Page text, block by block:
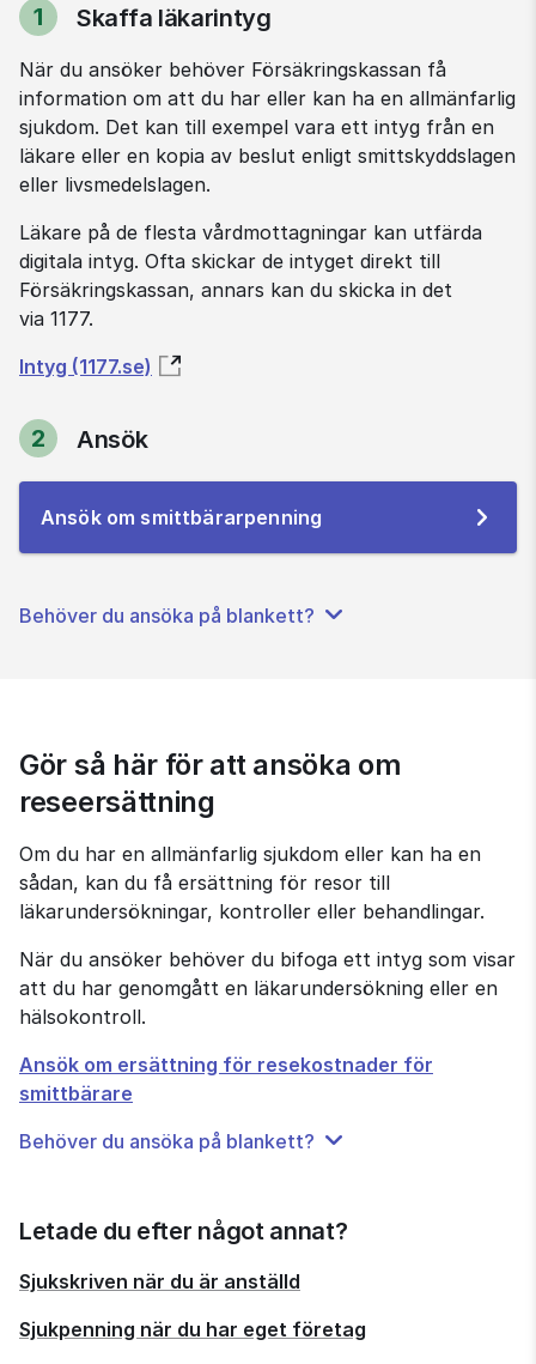
Steg
1 Skaffa läkarintyg
När du ansöker behöver Försäkringskassan få
information om att du har eller kan ha en allmänfarlig
sjukdom. Det kan till exempel vara ett intyg från en
läkare eller en kopia av beslut enligt smittskyddslagen
eller livsmedelslagen.
Läkare på de flesta vårdmottagningar kan utfärda
digitala intyg. Ofta skickar de intyget direkt till
Försäkringskassan, annars kan du skicka in det
via 1177.
Intyg (1177.se)
Steg
2 Ansök
Ansök om smittbärarpenning
Behöver du ansöka på blankett?
Gör så här för att ansöka om
reseersättning
Om du har en allmänfarlig sjukdom eller kan ha en
sådan, kan du få ersättning för resor till
läkarundersökningar, kontroller eller behandlingar.
När du ansöker behöver du bifoga ett intyg som visar
att du har genomgått en läkarundersökning eller en
hälsokontroll.
Ansök om ersättning för resekostnader för
smittbärare
Till
e-
Behöver du ansöka på blankett?
Letade du efter något annat?
Sjukskriven när du är anställd
Sjukpenning när du har eget företag